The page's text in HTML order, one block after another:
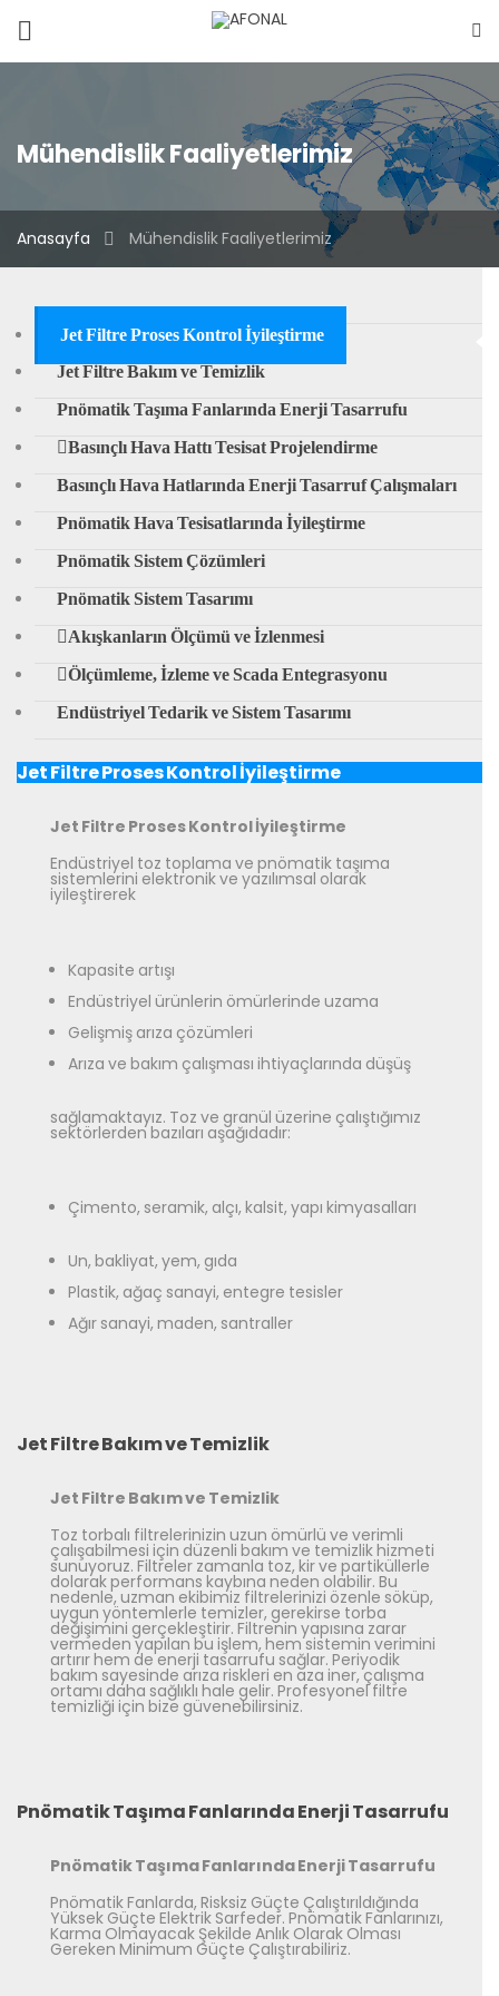
EVD
Mühendislik
Endüstriyel
Makine
Kurumsal
Mağaza
İletişim
Türkçe ▼
Mühendislik Faaliyetlerimiz
Anasayfa Mühendislik Faaliyetlerimiz
Jet Filtre Proses Kontrol İyileştirme
Jet Filtre Bakım ve Temizlik
Pnömatik Taşıma Fanlarında Enerji Tasarrufu
Basınçlı Hava Hattı Tesisat Projelendirme
Basınçlı Hava Hatlarında Enerji Tasarruf Çalışmaları
Pnömatik Hava Tesisatlarında İyileştirme
Pnömatik Sistem Çözümleri
Pnömatik Sistem Tasarımı
Akışkanların Ölçümü ve İzlenmesi
Ölçümleme, İzleme ve Scada Entegrasyonu
Endüstriyel Tedarik ve Sistem Tasarımı
Jet Filtre Proses Kontrol İyileştirme
Jet Filtre Proses Kontrol İyileştirme
Endüstriyel toz toplama ve pnömatik taşıma
sistemlerini elektronik ve yazılımsal olarak
iyileştirerek
Kapasite artışı
Endüstriyel ürünlerin ömürlerinde uzama
Gelişmiş arıza çözümleri
Arıza ve bakım çalışması ihtiyaçlarında düşüş
sağlamaktayız. Toz ve granül üzerine çalıştığımız
sektörlerden bazıları aşağıdadır:
Çimento, seramik, alçı, kalsit, yapı kimyasalları
Un, bakliyat, yem, gıda
Plastik, ağaç sanayi, entegre tesisler
Ağır sanayi, maden, santraller
Jet Filtre Bakım ve Temizlik
Jet Filtre Bakım ve Temizlik
Toz torbalı filtrelerinizin uzun ömürlü ve verimli
çalışabilmesi için düzenli bakım ve temizlik hizmeti
sunuyoruz. Filtreler zamanla toz, kir ve partiküllerle
dolarak performans kaybına neden olabilir. Bu
nedenle, uzman ekibimiz filtrelerinizi özenle söküp,
uygun yöntemlerle temizler, gerekirse torba
değişimini gerçekleştirir. Filtrenin yapısına zarar
vermeden yapılan bu işlem, hem sistemin verimini
artırır hem de enerji tasarrufu sağlar. Periyodik
bakım sayesinde arıza riskleri en aza iner, çalışma
ortamı daha sağlıklı hale gelir. Profesyonel filtre
temizliği için bize güvenebilirsiniz.
Pnömatik Taşıma Fanlarında Enerji Tasarrufu
Pnömatik Taşıma Fanlarında Enerji Tasarrufu
Pnömatik Fanlarda, Risksiz Güçte Çalıştırıldığında
Yüksek Güçte Elektrik Sarfeder. Pnömatik Fanlarınızı,
Karma Olmayacak Şekilde Anlık Olarak Olması
Gereken Minimum Güçte Çalıştırabiliriz.